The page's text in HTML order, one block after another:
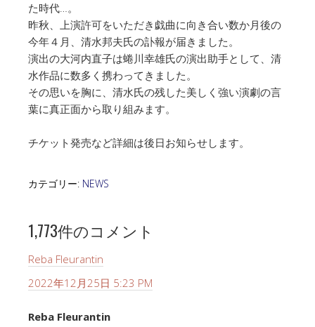
た時代…。
昨秋、上演許可をいただき戯曲に向き合い数か月後の
今年４月、清水邦夫氏の訃報が届きました。
演出の大河内直子は蜷川幸雄氏の演出助手として、清
水作品に数多く携わってきました。
その思いを胸に、清水氏の残した美しく強い演劇の言
葉に真正面から取り組みます。
チケット発売など詳細は後日お知らせします。
カテゴリー: NEWS
1,773件のコメント
Reba Fleurantin
2022年12月25日 5:23 PM
Reba Fleurantin